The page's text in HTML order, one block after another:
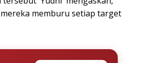
memburu setiap target